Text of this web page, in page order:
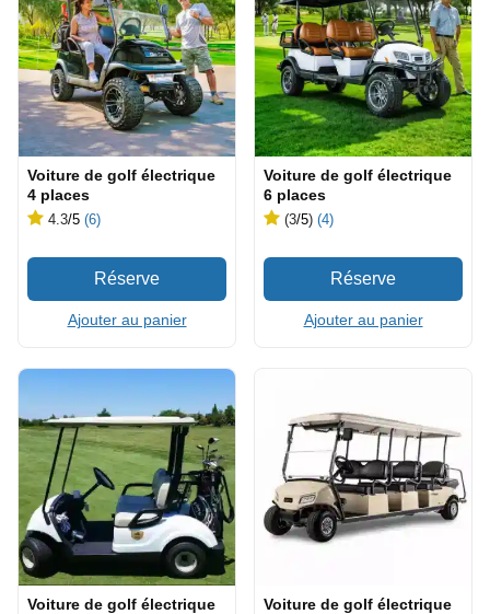
Voiture de golf électrique
4 places
4.3/5 (6)
Ajouter au panier
Voiture de golf électrique
6 places
(3/5) (4)
Ajouter au panier
Voiture de golf électrique
Voiture de golf électrique